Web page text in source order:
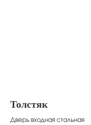
Толстяк
Дверь входная стальная